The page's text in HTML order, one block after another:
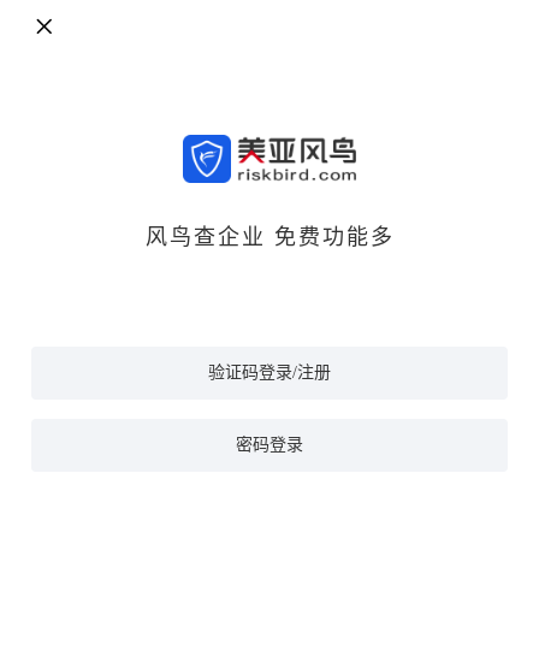
风鸟查企业 免费功能多
验证码登录/注册
密码登录